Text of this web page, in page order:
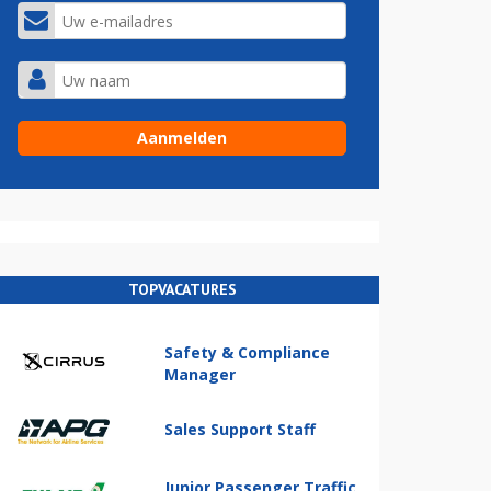
TOPVACATURES
Safety & Compliance
Manager
Sales Support Staff